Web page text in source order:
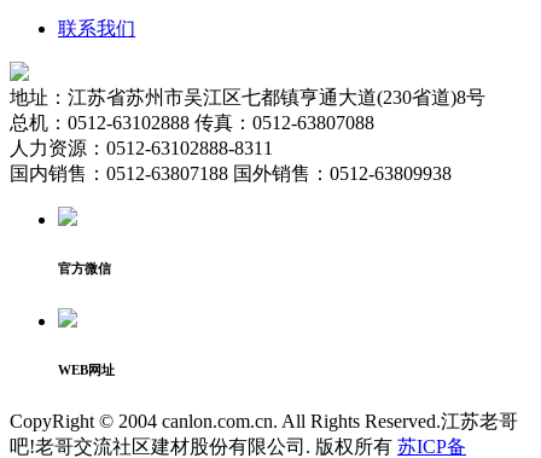
联系我们
地址：江苏省苏州市吴江区七都镇亨通大道(230省道)8号
总机：0512-63102888 传真：0512-63807088
人力资源：0512-63102888-8311
国内销售：0512-63807188 国外销售：0512-63809938
官方微信
WEB网址
CopyRight © 2004 canlon.com.cn. All Rights Reserved.江苏老哥
吧!老哥交流社区建材股份有限公司. 版权所有 苏ICP备